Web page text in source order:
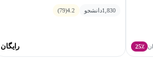
25٪
1,830دانشجو 4.2
(79)
رایگان